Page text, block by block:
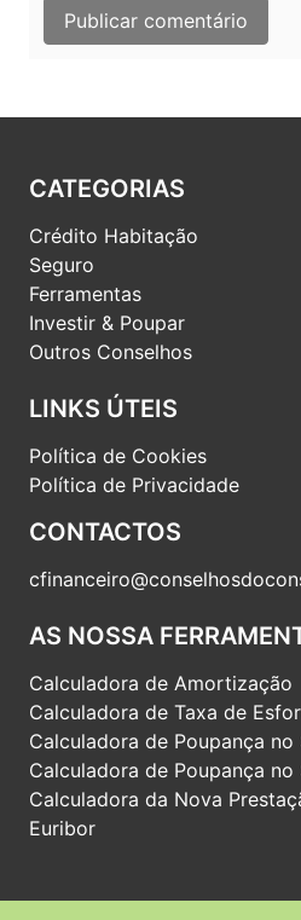
CATEGORIAS
Crédito Habitação
Seguro
Ferramentas
Investir & Poupar
Outros Conselhos
LINKS ÚTEIS
Política de Cookies
Política de Privacidade
CONTACTOS
AS NOSSA
Calculadora de Amortização
Calculadora de Taxa de
Calculadora de Poupança no
Calculadora de Poupança
Calculadora da Nova
Euribor